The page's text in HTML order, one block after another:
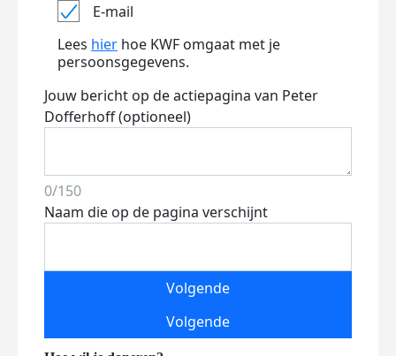
E-mail
Lees hier hoe KWF omgaat met je
persoonsgegevens.
Jouw bericht op de actiepagina van Peter
Dofferhoff (optioneel)
0/150
Naam die op de pagina verschijnt
Volgende
Volgende